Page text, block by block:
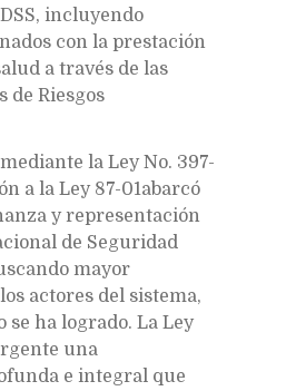
incluyendo
con la prestación
a través de las
de Riesgos
la Ley No. 397-
a la Ley 87-01abarcó
y representación
de Seguridad
mayor
actores del sistema,
se ha logrado. La Ley
una
e integral que